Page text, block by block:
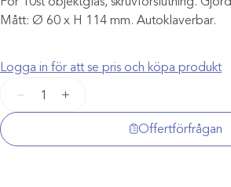
Mått: Ø 60 x H 114 mm. Autoklaverbar.
Logga in för att se pris och köpa produkt
Objektglasställ
mängd
+
Offertförfrågan